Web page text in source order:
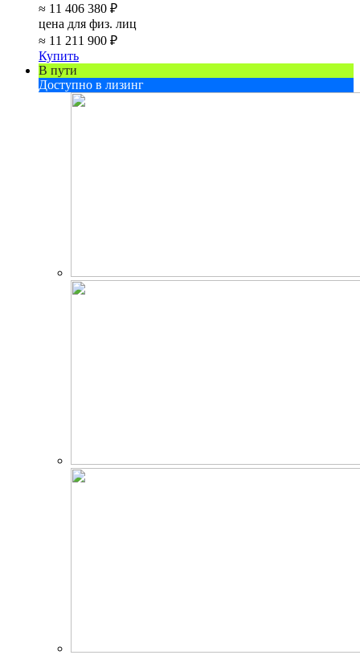
≈ 11 406 380 ₽
цена для физ. лиц
≈ 11 211 900 ₽
Купить
В пути
Доступно в лизинг